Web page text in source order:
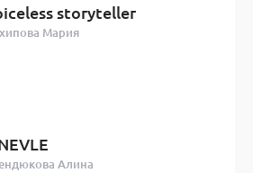
storyteller
Мария
Алина